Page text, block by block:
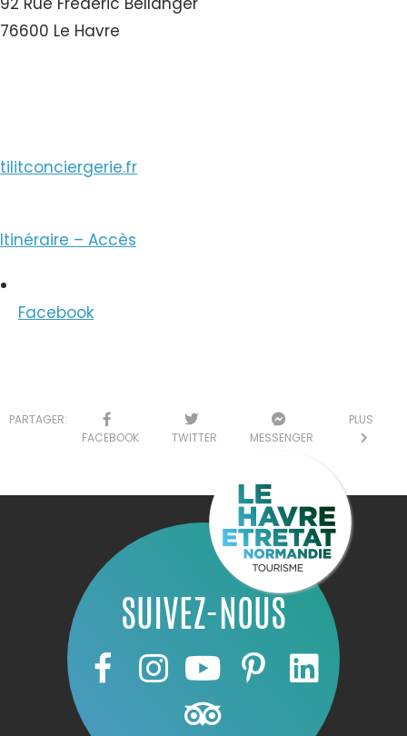
76600 Le Havre
tilitconciergerie.fr
Itinéraire – Accès
Facebook
PARTAGER:
FACEBOOK
TWITTER MESSENGER
PLUS
SUIVEZ-NOUS